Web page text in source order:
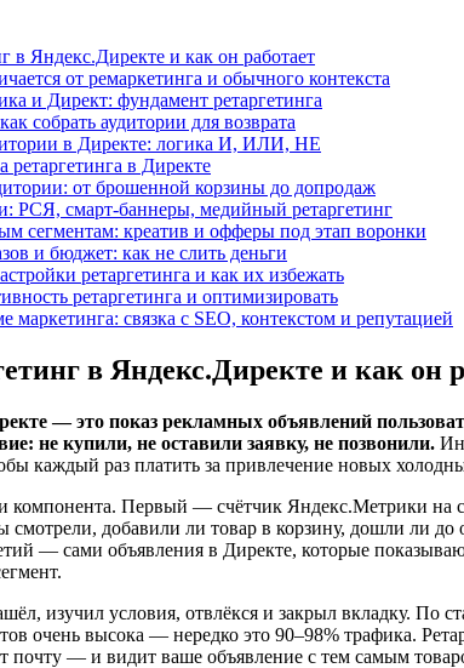
в Яндекс.Директе и как он работает
от ремаркетинга и обычного контекста
и Директ: фундамент ретаргетинга
собрать аудитории для возврата
в Директе: логика И, ИЛИ, НЕ
ретаргетинга в Директе
от брошенной корзины до допродаж
РСЯ, смарт-баннеры, медийный ретаргетинг
сегментам: креатив и офферы под этап воронки
и бюджет: как не слить деньги
ретаргетинга и как их избежать
ретаргетинга и оптимизировать
маркетинга: связка с SEO, контекстом и репутацией
в Яндекс.Директе и как он
— это показ рекламных объявлений
не купили, не оставили заявку, не позвонили.
каждый раз платить за привлечение новых
компонента. Первый — счётчик Яндекс.Метрики на
смотрели, добавили ли товар в корзину, дошли ли
— сами объявления в Директе, которые
изучил условия, отвлёкся и закрыл вкладку. По
очень высока — нередко это 90–98% трафика.
почту — и видит ваше объявление с тем самым